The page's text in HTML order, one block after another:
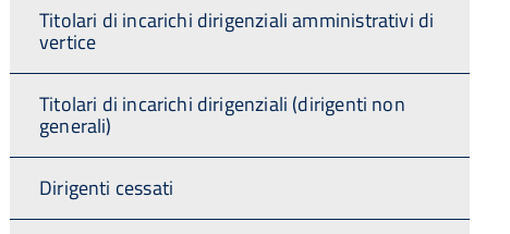
Titolari di incarichi dirigenziali amministrativi di
vertice
Titolari di incarichi dirigenziali (dirigenti non
generali)
Dirigenti cessati